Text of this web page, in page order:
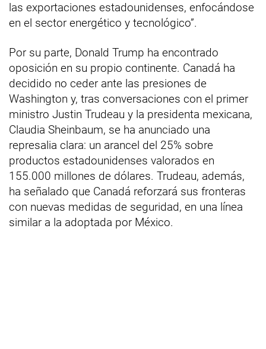
las exportaciones estadounidenses, enfocándose
en el sector energético y tecnológico”.
Por su parte, Donald Trump ha encontrado
oposición en su propio continente. Canadá ha
decidido no ceder ante las presiones de
Washington y, tras conversaciones con el primer
ministro Justin Trudeau y la presidenta mexicana,
Claudia Sheinbaum, se ha anunciado una
represalia clara: un arancel del 25% sobre
productos estadounidenses valorados en
155.000 millones de dólares. Trudeau, además,
ha señalado que Canadá reforzará sus fronteras
con nuevas medidas de seguridad, en una línea
similar a la adoptada por México.